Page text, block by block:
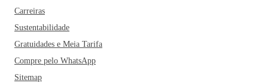
Carreiras
Sustentabilidade
Gratuidades e Meia Tarifa
Compre pelo WhatsApp
Sitemap